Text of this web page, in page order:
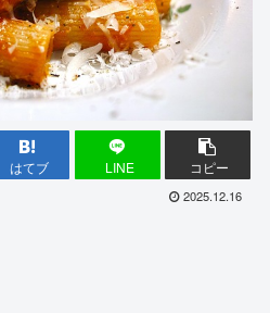
はてブ LINE コピー
2025.12.16